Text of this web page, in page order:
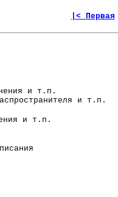
|< Первая
и т.п.
и т.п.
и т.п.